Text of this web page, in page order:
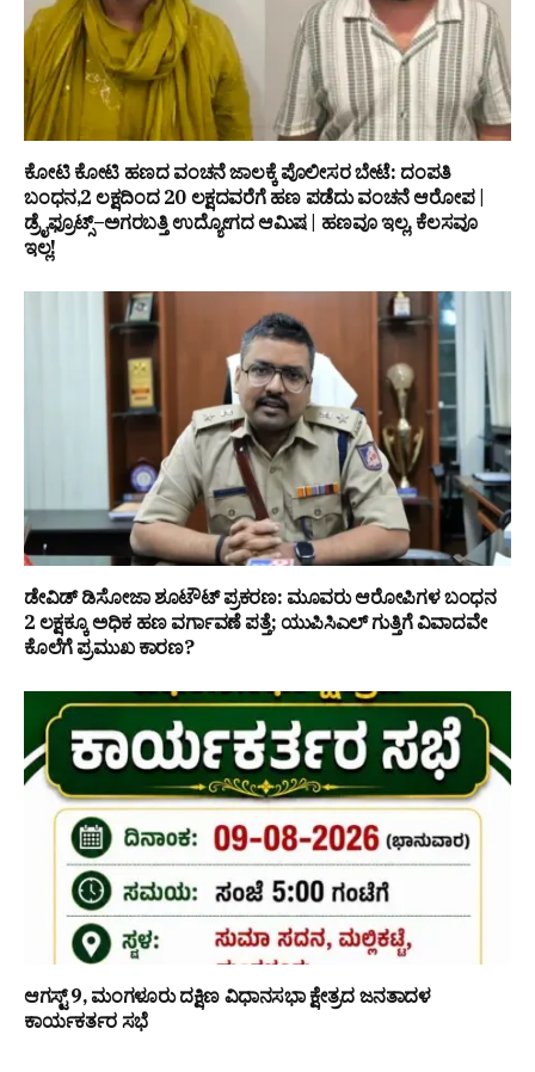
ಕೋಟಿ ಕೋಟಿ ಹಣದ ವಂಚನೆ ಜಾಲಕ್ಕೆ ಪೊಲೀಸರ ಬೇಟೆ: ದಂಪತಿ
ಬಂಧನ,₹2 ಲಕ್ಷದಿಂದ ₹20 ಲಕ್ಷದವರೆಗೆ ಹಣ ಪಡೆದು ವಂಚನೆ ಆರೋಪ |
ಡ್ರೈಫ್ರೂಟ್ಸ್–ಅಗರಬತ್ತಿ ಉದ್ಯೋಗದ ಆಮಿಷ | ಹಣವೂ ಇಲ್ಲ, ಕೆಲಸವೂ
ಇಲ್ಲ!
ಡೇವಿಡ್ ಡಿಸೋಜಾ ಶೂಟೌಟ್ ಪ್ರಕರಣ: ಮೂವರು ಆರೋಪಿಗಳ ಬಂಧನ
₹2 ಲಕ್ಷಕ್ಕೂ ಅಧಿಕ ಹಣ ವರ್ಗಾವಣೆ ಪತ್ತೆ; ಯುಪಿಸಿಎಲ್ ಗುತ್ತಿಗೆ ವಿವಾದವೇ
ಕೊಲೆಗೆ ಪ್ರಮುಖ ಕಾರಣ?
ಆಗಸ್ಟ್ 9, ಮಂಗಳೂರು ದಕ್ಷಿಣ ವಿಧಾನಸಭಾ ಕ್ಷೇತ್ರದ ಜನತಾದಳ
ಕಾರ್ಯಕರ್ತರ ಸಭೆ